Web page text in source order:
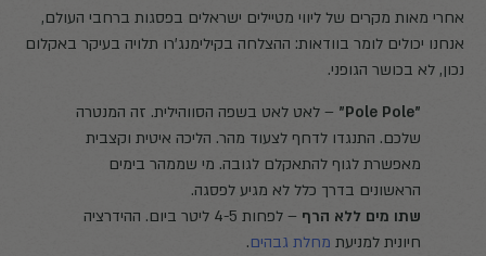
אחרי מאות מקרים של ליווי מטיילים ישראלים בפסגות ברחבי העולם,
אנחנו יכולים לומר בוודאות: ההצלחה בקילימנג'רו תלויה בעיקר באקלום
נכון, לא בכושר הגופני.
"Pole Pole"
– לאט לאט בשפה הסווהילית. זה המנטרה
שלכם. התנגדו לדחף לצעוד מהר. הליכה איטית וקצבית
מאפשרת לגוף להתאקלם לגובה. מי שממהר בימים
הראשונים בדרך כלל לא מגיע לפסגה.
שתו מים ללא הרף
– לפחות 4-5 ליטר ביום. ההידרציה
חיונית למניעת מחלת גבהים.